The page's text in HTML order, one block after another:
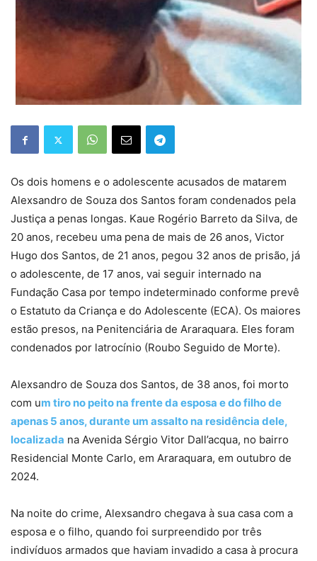
Os dois homens e o adolescente acusados de matarem
Alexsandro de Souza dos Santos foram condenados pela
Justiça a penas longas. Kaue Rogério Barreto da Silva, de
20 anos, recebeu uma pena de mais de 26 anos, Victor
Hugo dos Santos, de 21 anos, pegou 32 anos de prisão, já
o adolescente, de 17 anos, vai seguir internado na
Fundação Casa por tempo indeterminado conforme prevê
o Estatuto da Criança e do Adolescente (ECA). Os maiores
estão presos, na Penitenciária de Araraquara. Eles foram
condenados por latrocínio (Roubo Seguido de Morte).
Alexsandro de Souza dos Santos, de 38 anos, foi morto
com um tiro no peito na frente da esposa e do filho de
apenas 5 anos, durante um assalto na residência dele,
localizada na Avenida Sérgio Vitor Dall’acqua, no bairro
Residencial Monte Carlo, em Araraquara, em outubro de
2024.
Na noite do crime, Alexsandro chegava à sua casa com a
esposa e o filho, quando foi surpreendido por três
indivíduos armados que haviam invadido a casa à procura